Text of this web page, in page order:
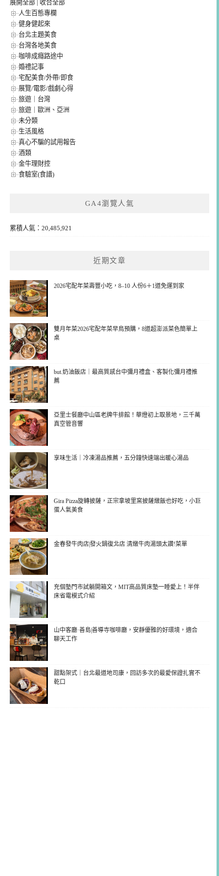
展開全部
收合全部
人生百態專欄
健身健起來
台北主題美食
台灣各地美食
咖啡成癮路途中
婚禮記事
宅配美食/外帶/即食
展覽/電影/戲劇心得
旅遊｜台灣
旅遊｜歐洲、亞洲
未分類
生活風格
真心不騙的試用報告
酒類
金牛理財控
食驗室(食譜)
GA4瀏覽人氣
累積人氣：20,485,921
近期文章
2026宅配年菜壽豐小吃，8–10 人份6＋1道免運到家
雙月年菜2026宅配年菜早鳥預購，8道超澎派菜色簡單上
桌
but.奶油飯店｜最高質感台中彌月禮盒、客製化彌月禮推
薦
亞里士餐廳中山區老牌牛排館！華燈初上取景地，三千萬
真空管音響
享味生活｜冷凍湯品推薦，五分鐘快速端出暖心湯品
Gira Pizza旋轉披薩，正宗拿坡里窯披薩燉飯也好吃，小巨
蛋人氣美食
金春發牛肉店|發火鍋復北店 清燉牛肉湯頭太讚!菜單
充個墊門市試躺開箱文，MIT高品質床墊一睡愛上！半伴
床省電模式介紹
山中客廳·善島|善導寺咖啡廳，安靜優雅的好環境，適合
聊天工作
甜點架式｜台北最道地司康，回訪多次的最愛保證扎實不
乾口